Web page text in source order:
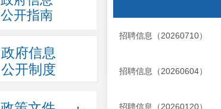
公开指南
政府信息
公开制度
招聘信息（20260710）
招聘信息（20260604）
招聘信息（20260120）